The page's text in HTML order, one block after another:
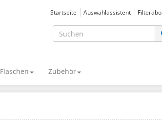
Startseite Auswahlassistent Filterabo
Flaschen Zubehör